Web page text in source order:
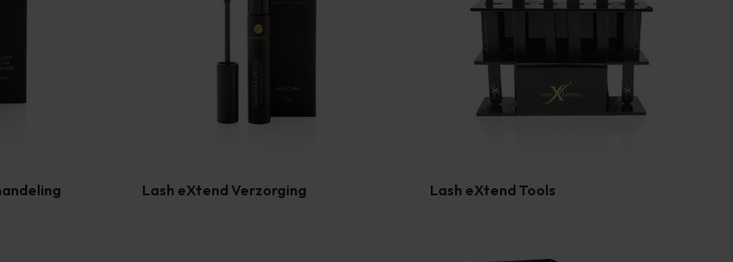
Lash eXtend Verzorging Lash eXtend Tools